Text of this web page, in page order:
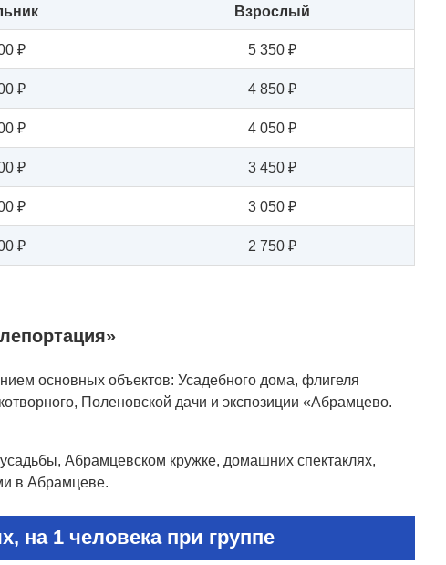
Взрослый
₽ 5 350 ₽
₽ 4 850 ₽
₽ 4 050 ₽
₽ 3 450 ₽
₽ 3 050 ₽
₽ 2 750 ₽
основных объектов: Усадебного дома, флигеля
Поленовской дачи и экспозиции «Абрамцево.
Абрамцевском кружке, домашних спектаклях,
в Абрамцеве.
на 1 человека при группе